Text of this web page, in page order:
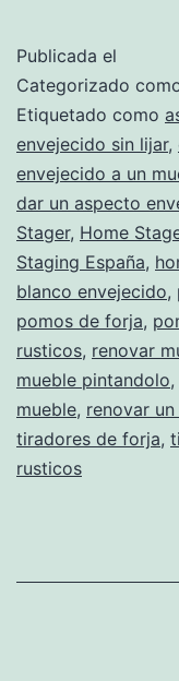
Publicada el
Categorizado
Etiquetado como
envejecido sin lijar,
envejecido a un
dar un aspecto
Stager, Home
Staging España,
blanco envejecido,
pomos de forja,
rusticos, renovar
mueble pintandolo,
mueble, renovar
tiradores de forja,
rusticos